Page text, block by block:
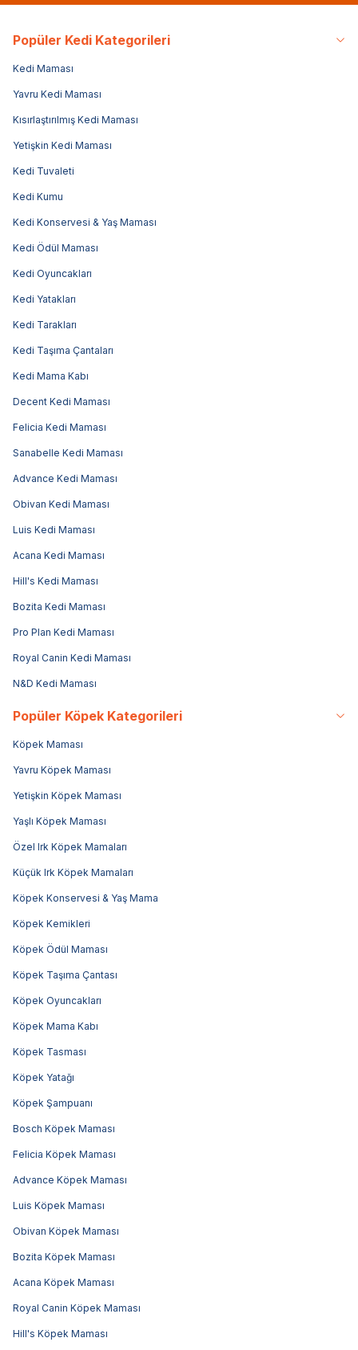
Popüler Kedi Kategorileri
Kedi Maması
Yavru Kedi Maması
Kısırlaştırılmış Kedi Maması
Yetişkin Kedi Maması
Kedi Tuvaleti
Kedi Kumu
Kedi Konservesi & Yaş Maması
Kedi Ödül Maması
Kedi Oyuncakları
Kedi Yatakları
Kedi Tarakları
Kedi Taşıma Çantaları
Kedi Mama Kabı
Decent Kedi Maması
Felicia Kedi Maması
Sanabelle Kedi Maması
Advance Kedi Maması
Obivan Kedi Maması
Luis Kedi Maması
Acana Kedi Maması
Hill's Kedi Maması
Bozita Kedi Maması
Pro Plan Kedi Maması
Royal Canin Kedi Maması
N&D Kedi Maması
Popüler Köpek Kategorileri
Köpek Maması
Yavru Köpek Maması
Yetişkin Köpek Maması
Yaşlı Köpek Maması
Özel Irk Köpek Mamaları
Küçük Irk Köpek Mamaları
Köpek Konservesi & Yaş Mama
Köpek Kemikleri
Köpek Ödül Maması
Köpek Taşıma Çantası
Köpek Oyuncakları
Köpek Mama Kabı
Köpek Tasması
Köpek Yatağı
Köpek Şampuanı
Bosch Köpek Maması
Felicia Köpek Maması
Advance Köpek Maması
Luis Köpek Maması
Obivan Köpek Maması
Bozita Köpek Maması
Acana Köpek Maması
Royal Canin Köpek Maması
Hill's Köpek Maması